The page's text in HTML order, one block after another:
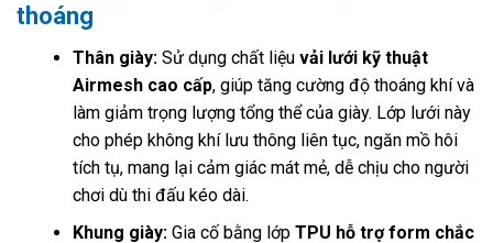
thoáng
Thân giày:Sử dụng chất liệu vải lưới kỹ thuật
Airmesh cao cấp, giúp tăng cường độ thoáng khí và
làm giảm trọng lượng tổng thể của giày. Lớp lưới này
cho phép không khí lưu thông liên tục, ngăn mồ hôi
tích tụ, mang lại cảm giác mát mẻ, dễ chịu cho người
chơi dù thi đấu kéo dài.
Khung giày:Gia cố bằng lớp TPU hỗ trợ form chắc